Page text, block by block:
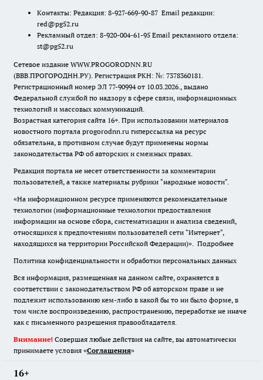
Контакты: Редакция: 8-927-669-90-87 Email редакции:
red@pg52.ru
Рекламный отдел: 8-920-004-61-95 Email рекламного отдела:
st@pg52.ru
Сетевое издание WWW.PROGORODNN.RU
(ВВВ.ПРОГОРОДНН.РУ). Регистрация РКН: №: 7378360181.
Регистрационный номер ЭЛ 77-90994 от 10.03.2026., выдано
Федеральной службой по надзору в сфере связи, информационных
технологий и массовых коммуникаций.
Возрастная категория сайта 16+. При использовании материалов
новостного портала progorodnn.ru гиперссылка на ресурс
обязательна, в противном случае будут применены нормы
законодательства РФ об авторских и смежных правах.
Редакция портала не несет ответственности за комментарии
пользователей, а также материалы рубрики "народные новости".
«На информационном ресурсе применяются рекомендательные
технологии (информационные технологии предоставления
информации на основе сбора, систематизации и анализа сведений,
относящихся к предпочтениям пользователей сети "Интернет",
находящихся на территории Российской Федерации)». Подробнее
Политика конфиденциальности и обработки персональных данных
Вся информация, размещенная на данном сайте, охраняется в
соответствии с законодательством РФ об авторском праве и не
подлежит использованию кем-либо в какой бы то ни было форме, в
том числе воспроизведению, распространению, переработке не иначе
как с письменного разрешения правообладателя.
Внимание! Совершая любые действия на сайте, вы автоматически
принимаете условия «Cоглашения»
16+